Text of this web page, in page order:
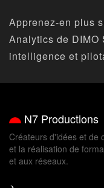
Apprenez-en plus
Analytics de DIMO
intelligence et
N7 Productions
Créateurs d'idées et de
et la réalisation de
et aux réseaux.